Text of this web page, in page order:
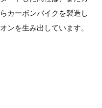
カーボンバイクを製造し
ンを生み出しています。